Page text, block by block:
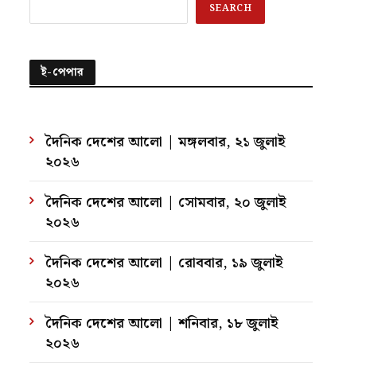
SEARCH
ই-পেপার
দৈনিক দেশের আলো | মঙ্গলবার, ২১ জুলাই
২০২৬
দৈনিক দেশের আলো | সোমবার, ২০ জুলাই
২০২৬
দৈনিক দেশের আলো | রোববার, ১৯ জুলাই
২০২৬
দৈনিক দেশের আলো | শনিবার, ১৮ জুলাই
২০২৬